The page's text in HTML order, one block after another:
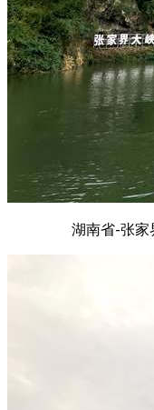
湖南省-张家